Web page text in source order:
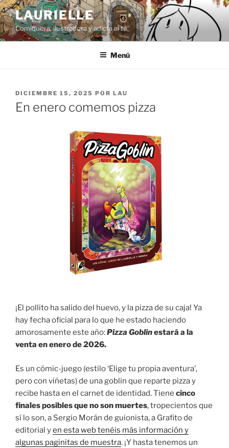
Saltar
al
contenido
LAURIELLE
Comiquera, ilustradora y adicta al té
Menú
PUBLICADO
EL
DICIEMBRE 15, 2025 POR LAU
En enero comemos pizza
¡El pollito ha salido del huevo, y la pizza de su caja! Ya
hay fecha oficial para lo que he estado haciendo
amorosamente este año:Pizza Goblinestará a la
venta en enero de 2026.
Es un cómic-juego (estilo ‘Elige tu propia aventura’,
pero con viñetas) de una goblin que reparte pizza y
recibe hasta en el carnet de identidad. Tiene cinco
finales posibles que no son muertes, tropecientos que
sí lo son, a Sergio Morán de guionista, a Grafito de
editorial yen esta web tenéis más información y
algunas paginitas de muestra. ¡Y hasta tenemos un